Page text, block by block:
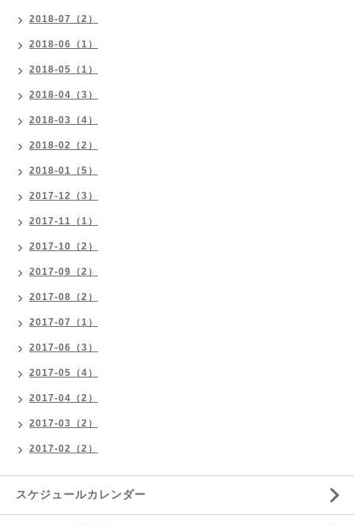
2018-07（2）
2018-06（1）
2018-05（1）
2018-04（3）
2018-03（4）
2018-02（2）
2018-01（5）
2017-12（3）
2017-11（1）
2017-10（2）
2017-09（2）
2017-08（2）
2017-07（1）
2017-06（3）
2017-05（4）
2017-04（2）
2017-03（2）
2017-02（2）
スケジュールカレンダー